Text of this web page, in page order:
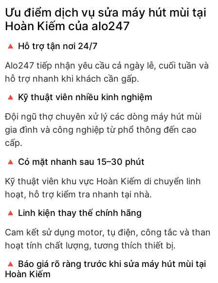
Ưu điểm dịch vụ sửa máy hút mùi tại
Hoàn Kiếm của alo247
🔺 Hỗ trợ tận nơi 24/7
Alo247 tiếp nhận yêu cầu cả ngày lễ, cuối tuần và
hỗ trợ nhanh khi khách cần gấp.
🔺 Kỹ thuật viên nhiều kinh nghiệm
Đội ngũ thợ chuyên xử lý các dòng máy hút mùi
gia đình và công nghiệp từ phổ thông đến cao
cấp.
🔺 Có mặt nhanh sau 15–30 phút
Kỹ thuật viên khu vực Hoàn Kiếm di chuyển linh
hoạt, hỗ trợ kiểm tra nhanh tại nhà.
🔺 Linh kiện thay thế chính hãng
Cam kết sử dụng motor, tụ điện, công tắc và than
hoạt tính chất lượng, tương thích thiết bị.
🔺 Báo giá rõ ràng trước khi sửa máy hút mùi tại
Hoàn Kiếm